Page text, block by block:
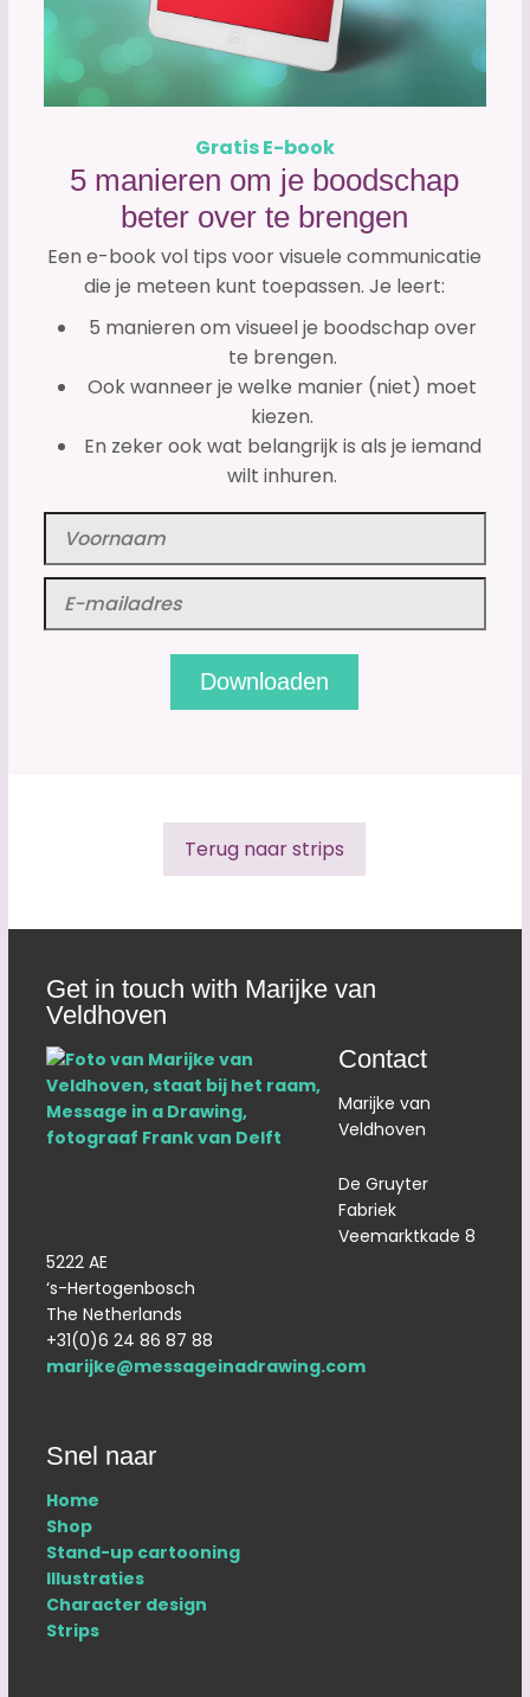
Gratis E-book
5 manieren om je boodschap
beter over te brengen
Een e-book vol tips voor visuele communicatie
die je meteen kunt toepassen. Je leert:
5 manieren om visueel je boodschap over
te brengen.
Ook wanneer je welke manier (niet) moet
kiezen.
En zeker ook wat belangrijk is als je iemand
wilt inhuren.
Terug naar strips
Get in touch with Marijke van
Veldhoven
Contact
Marijke van
Veldhoven
De Gruyter
Fabriek
Veemarktkade 8
5222 AE
‘s-Hertogenbosch
The Netherlands
+31(0)6 24 86 87 88
marijke@messageinadrawing.com
Snel naar
Home
Shop
Stand-up cartooning
Illustraties
Character design
Strips